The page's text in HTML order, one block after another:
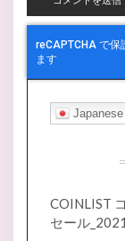
Japanese
COINLIST
セール